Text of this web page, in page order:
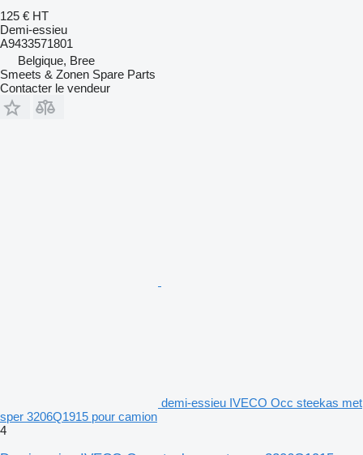
125 € HT
Demi-essieu
A9433571801
Belgique, Bree
Smeets & Zonen Spare Parts
Contacter le vendeur
demi-essieu IVECO Occ steekas met
sper 3206Q1915 pour camion
4